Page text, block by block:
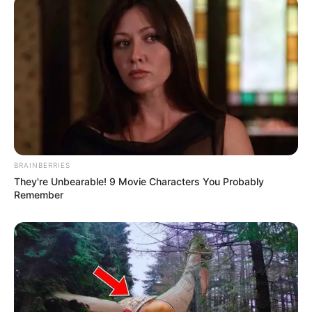
Όλα τα κείμενα και οι εικόνες είναι πνευματική ιδιοκτησία του
ΝΙΚΟΛΑΟΣ ΑΝΑΞΙΜΑΝΔΡΟΣ. Aπαγορεύεται η αναπαραγωγή, η
αναδημοσίευση και η τροποποίησή τους χωρίς προηγούμενη
γραπτή άδεια του δημιουργού τους. Με επιφύλαξη κάθε νόμιμου
δικαιώματος. Διαβάστε τηνΠολιτική Απορρήτουτου website πριν
BRAINBERRIES
They're Unbearable! 9 Movie Characters You Probably
Remember